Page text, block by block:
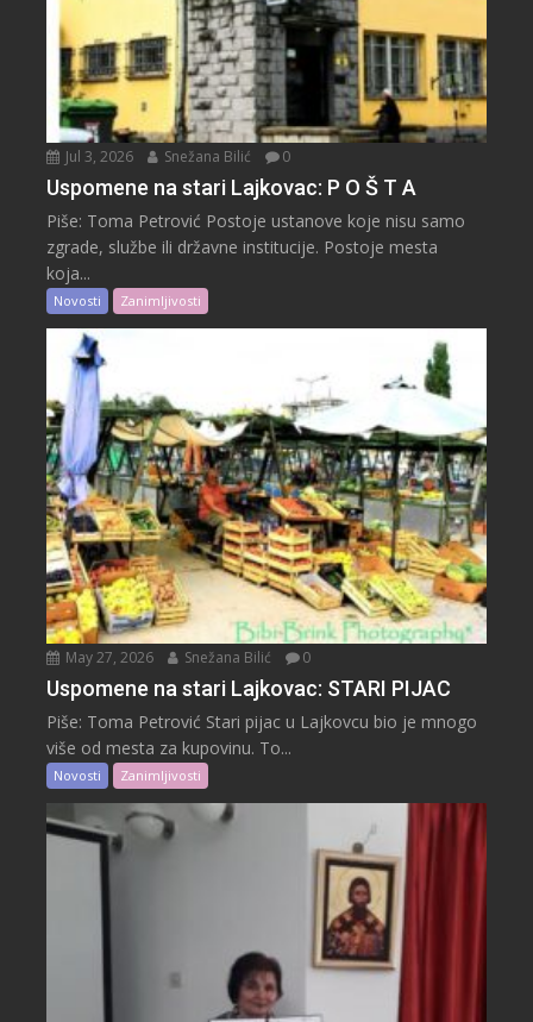
Jul 3, 2026 Snežana Bilić 0
Uspomene na stari Lajkovac: P O Š T A
Piše: Toma Petrović Postoje ustanove koje nisu samo
zgrade, službe ili državne institucije. Postoje mesta
koja...
Novosti Zanimljivosti
May 27, 2026 Snežana Bilić 0
Uspomene na stari Lajkovac: STARI PIJAC
Piše: Toma Petrović Stari pijac u Lajkovcu bio je mnogo
više od mesta za kupovinu. To...
Novosti Zanimljivosti